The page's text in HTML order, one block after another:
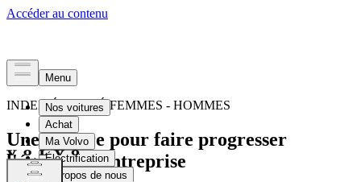
INDEX ÉGALITÉ FEMMES - HOMMES
Une mesure pour faire progresser
l'égalité en entreprise